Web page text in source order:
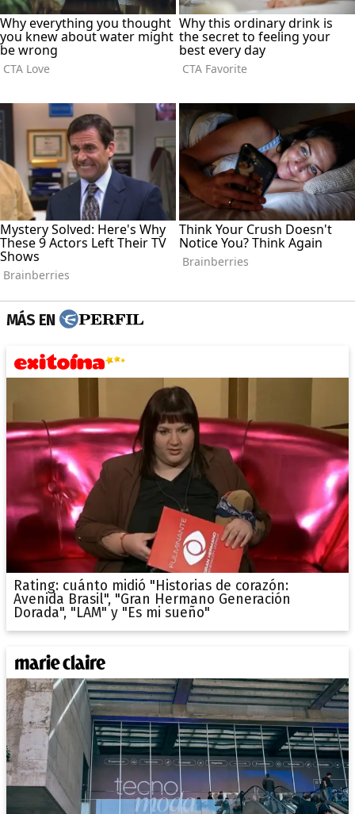
MÁS EN
Rating: cuánto midió "Historias de corazón:
Avenida Brasil", "Gran Hermano Generación
Dorada", "LAM" y "Es mi sueño"